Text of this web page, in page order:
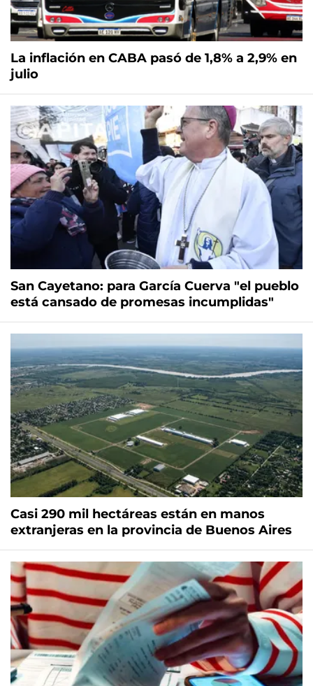
La inflación en CABA pasó de 1,8% a 2,9% en
julio
San Cayetano: para García Cuerva "el pueblo
está cansado de promesas incumplidas"
Casi 290 mil hectáreas están en manos
extranjeras en la provincia de Buenos Aires